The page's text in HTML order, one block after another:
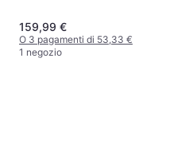
159,99 €
O 3 pagamenti di 53,33 €
1 negozio